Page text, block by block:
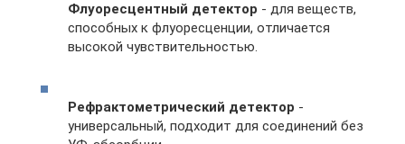
Флуоресцентный детектор - для веществ,
способных к флуоресценции, отличается
высокой чувствительностью.
Рефрактометрический детектор -
универсальный, подходит для соединений без